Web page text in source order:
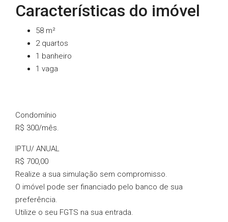
Características do imóvel
58 m²
2 quartos
1 banheiro
1 vaga
Condomínio
R$ 300/mês.
IPTU/ ANUAL
R$ 700,00
Realize a sua simulação sem compromisso.
O imóvel pode ser financiado pelo banco de sua
preferência.
Utilize o seu FGTS na sua entrada.